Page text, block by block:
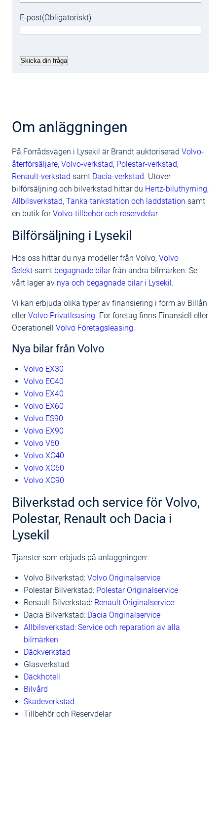
E-post(Obligatoriskt)
Om anläggningen
På Förrådsvägen i Lysekil är Brandt auktoriserad Volvo-
återförsäljare, Volvo-verkstad, Polestar-verkstad,
Renault-verkstad samt Dacia-verkstad. Utöver
bilförsäljning och bilverkstad hittar du Hertz-biluthyrning,
Allbilsverkstad, Tanka tankstation och laddstation samt
en butik förVolvo-tillbehör och reservdelar.
Bilförsäljning i Lysekil
Hos oss hittar du nya modeller från Volvo, Volvo
Selekt samt begagnade bilarfrån andra bilmärken. Se
vårt lager av nya och begagnade bilar i Lysekil.
Vi kan erbjuda olika typer av finansiering i form av Billån
ellerVolvo Privatleasing. För företag finns Finansiell eller
Operationell Volvo Företagsleasing.
Nya bilar från Volvo
Volvo EX30
Volvo EC40
Volvo EX40
Volvo EX60
Volvo ES90
Volvo EX90
Volvo V60
Volvo XC40
Volvo XC60
Volvo XC90
Bilverkstad och service för Volvo,
Polestar, Renault och Dacia i
Lysekil
Tjänster som erbjuds på anläggningen:
Volvo Bilverkstad: Volvo Originalservice
Polestar Bilverkstad: Polestar Originalservice
Renault Bilverkstad: Renault Originalservice
Dacia Bilverkstad: Dacia Originalservice
Allbilsverkstad: Service och reparation av alla
bilmärken
Däckverkstad
Glasverkstad
Däckhotell
Bilvård
Skadeverkstad
Tillbehör och Reservdelar